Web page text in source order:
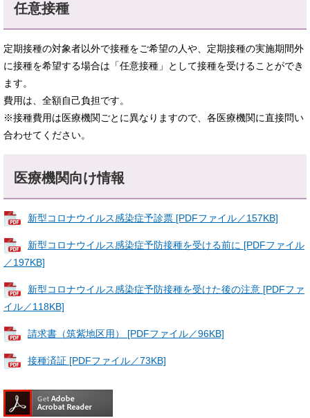
任意接種
定期接種の対象者以外で接種をご希望の人や、定期接種の実施期間外
に接種を希望する場合は「任意接種」として接種を受けることができ
ます。
費用は、全額自己負担です。
※接種費用は医療機関ごとに異なりますので、各医療機関に直接問い
合わせてください。
医療機関向け情報
新型コロナウイルス感染症予診票 [PDFファイル／157KB]
新型コロナウイルス感染症予防接種を受ける前に [PDFファイル
／197KB]
新型コロナウイルス感染症予防接種を受けた後の注意 [PDFファ
イル／118KB]
請求書（筑紫地区用） [PDFファイル／96KB]
接種済証 [PDFファイル／73KB]